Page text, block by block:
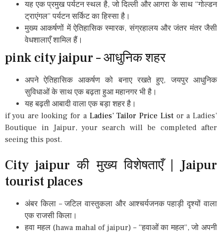
यह एक प्रमुख पर्यटन स्थल है, जो दिल्ली और आगरा के साथ “गोल्डन
ट्राएंगल” पर्यटन सर्किट का हिस्सा है।
मुख्य आकर्षणों में ऐतिहासिक स्मारक, संग्रहालय और जंतर मंतर जैसी
वेधशालाएँ शामिल हैं।
pink city jaipur – आधुनिक शहर
अपने ऐतिहासिक आकर्षण को बनाए रखते हुए, जयपुर आधुनिक
सुविधाओं के साथ एक बढ़ता हुआ महानगर भी है।
यह बढ़ती आबादी वाला एक बड़ा शहर है।
if you are looking for a Ladies’ Tailor Price Listor a Ladies’
Boutique in Jaipur, your search will be completed after
seeing this post.
City jaipur की मुख्य विशेषताएँ | Jaipur
tourist places
अंबर किला – जटिल वास्तुकला और आश्चर्यजनक पहाड़ी दृश्यों वाला
एक राजसी किला।
हवा महल (hawa mahal of jaipur) – “हवाओं का महल”, जो अपनी